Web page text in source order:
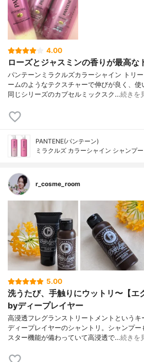
4.00
ローズとジャスミンの香りが最高な
パンテーンミラクルズカラーシャイン トリ
ームのようなテクスチャーで伸びが良く、使
同じシリーズのカプセルミックスク…続きを
PANTENE(パンテーン)
ミラクルズ カラーシャイン シャンプ
r_cosme_room
5.00
洗うたび、手触りにウットリ〜【エ
byディープレイヤー
高浸透フレグランストリートメントという
ディープレイヤーのシャントリ。シャンプ
スター機能が備わっていて高浸透で…続きを